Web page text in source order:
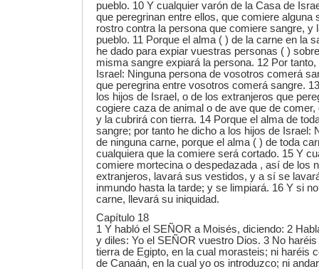
pueblo. 10 Y cualquier varón de la Casa de
que peregrinan entre ellos, que comiere alguna
rostro contra la persona que comiere sangre, y
pueblo. 11 Porque el alma ( ) de la carne en la
he dado para expiar vuestras personas ( )
misma sangre expiará la persona. 12 Por
Israel: Ninguna persona de vosotros comerá
que peregrina entre vosotros comerá sangre.
los hijos de Israel, o de los extranjeros que
cogiere caza de animal o de ave que de
y la cubrirá con tierra. 14 Porque el alma de
sangre; por tanto he dicho a los hijos de Israel:
de ninguna carne, porque el alma ( ) de toda
cualquiera que la comiere será cortado. 15 Y
comiere mortecina o despedazada , así de los
extranjeros, lavará sus vestidos, y a sí se
inmundo hasta la tarde; y se limpiará. 16 Y si
carne, llevará su iniquidad.
Capítulo 18
1 Y habló el SEÑOR a Moisés, diciendo: 2
y diles: Yo el SEÑOR vuestro Dios. 3 No
tierra de Egipto, en la cual morasteis; ni haréis
de Canaán, en la cual yo os introduzco; ni